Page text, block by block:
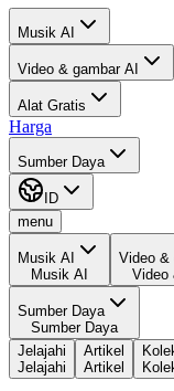
Musik AI
Video & gambar AI
Alat Gratis
Harga
Sumber Daya
ID
menu
Musik AI
Musik AI
Video &
Video
Sumber Daya
Sumber Daya
Jelajahi
Jelajahi
Artikel
Artikel